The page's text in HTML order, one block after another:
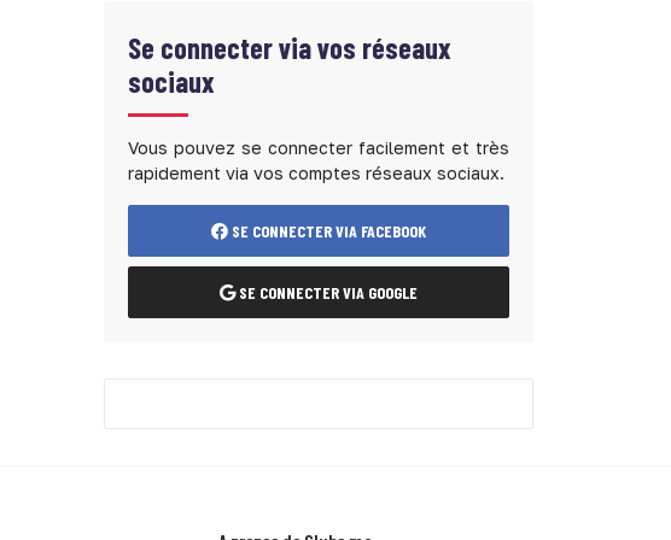
Se connecter via vos réseaux
sociaux
Vous pouvez se connecter facilement et très
rapidement via vos comptes réseaux sociaux.
SE CONNECTER VIA FACEBOOK
SE CONNECTER VIA GOOGLE